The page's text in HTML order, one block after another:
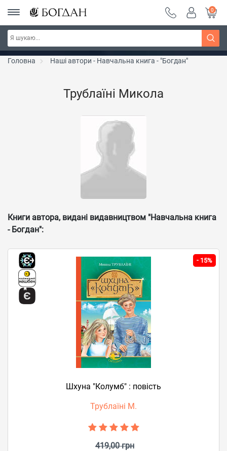
Серія "Чейзіана" ~ знижка 20%
0
Головна Наші автори - Навчальна книга - "Богдан"
Трублаїні Микола
Книги автора, видані видавництвом "Навчальна книга
- Богдан":
- 15%
Шхуна "Колумб" : повість
Трублаїні М.
419,00 грн